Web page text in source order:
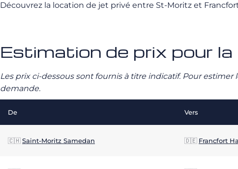
Découvrez la location de jet privé entre St-Moritz et Francfort
Estimation de prix pour
Les prix ci-dessous sont fournis à titre indicatif. Pour
demande.
De Vers
🇨🇭Saint-Moritz Samedan 🇩🇪 Francfort